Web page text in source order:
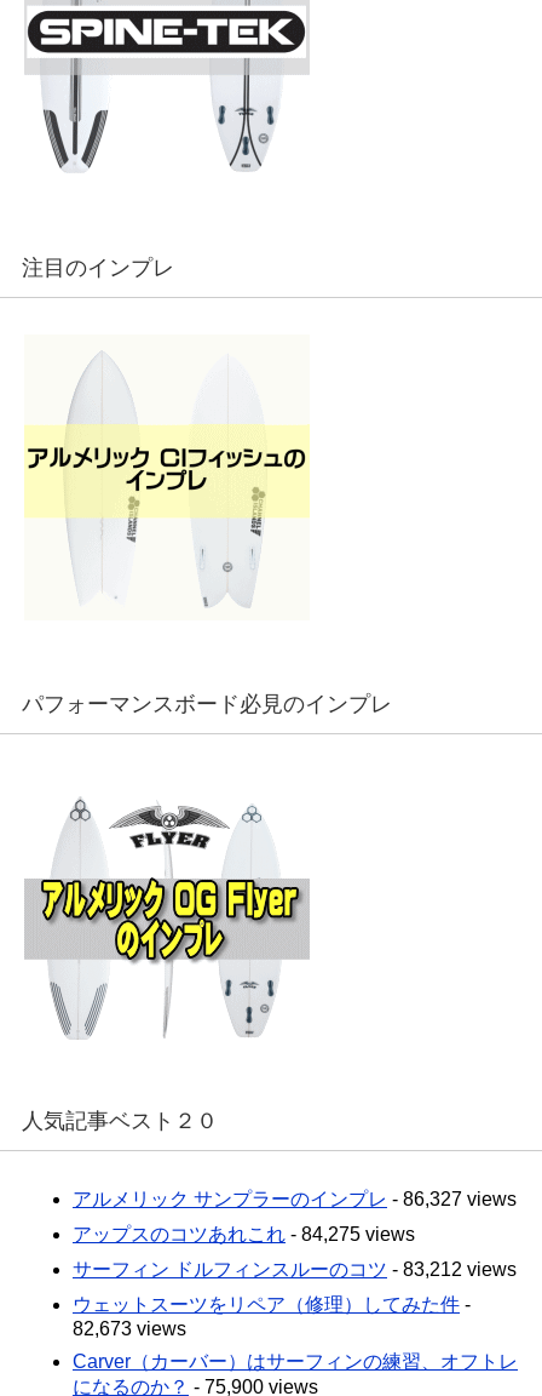
注目のインプレ
パフォーマンスボード必見のインプレ
人気記事ベスト２０
アルメリック サンプラーのインプレ - 86,327 views
アップスのコツあれこれ - 84,275 views
サーフィン ドルフィンスルーのコツ - 83,212 views
ウェットスーツをリペア（修理）してみた件 -
82,673 views
Carver（カーバー）はサーフィンの練習、オフトレ
になるのか？ - 75,900 views